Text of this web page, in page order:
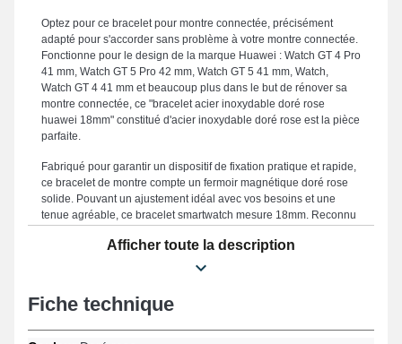
Optez pour ce bracelet pour montre connectée, précisément
adapté pour s'accorder sans problème à votre montre connectée.
Fonctionne pour le design de la marque Huawei : Watch GT 4 Pro
41 mm, Watch GT 5 Pro 42 mm, Watch GT 5 41 mm, Watch,
Watch GT 4 41 mm et beaucoup plus dans le but de rénover sa
montre connectée, ce "bracelet acier inoxydable doré rose
huawei 18mm" constitué d'acier inoxydable doré rose est la pièce
parfaite.
Fabriqué pour garantir un dispositif de fixation pratique et rapide,
ce bracelet de montre compte un fermoir magnétique doré rose
solide. Pouvant un ajustement idéal avec vos besoins et une
tenue agréable, ce bracelet smartwatch mesure 18mm. Reconnu
positionne comme un compromis approprié en vue de rénover un
accessoire endommagé ou fatigué, en proposant une qualité
prestance casual et minimaliste de votre montre connectée, ce
type de bracelet pour montre est conçu pour répondre aux
objectifs des passionnés d'horlogerie. Ce type de bracelet
Afficher toute la description
Fiche technique